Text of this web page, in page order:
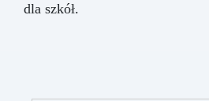
dla szkół.